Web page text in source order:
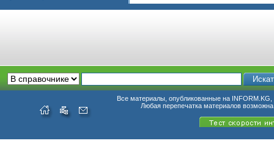
Все материалы, опубликованные на INFORM.KG,
Любая перепечатка материалов